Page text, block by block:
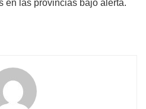
en las provincias bajo alerta.